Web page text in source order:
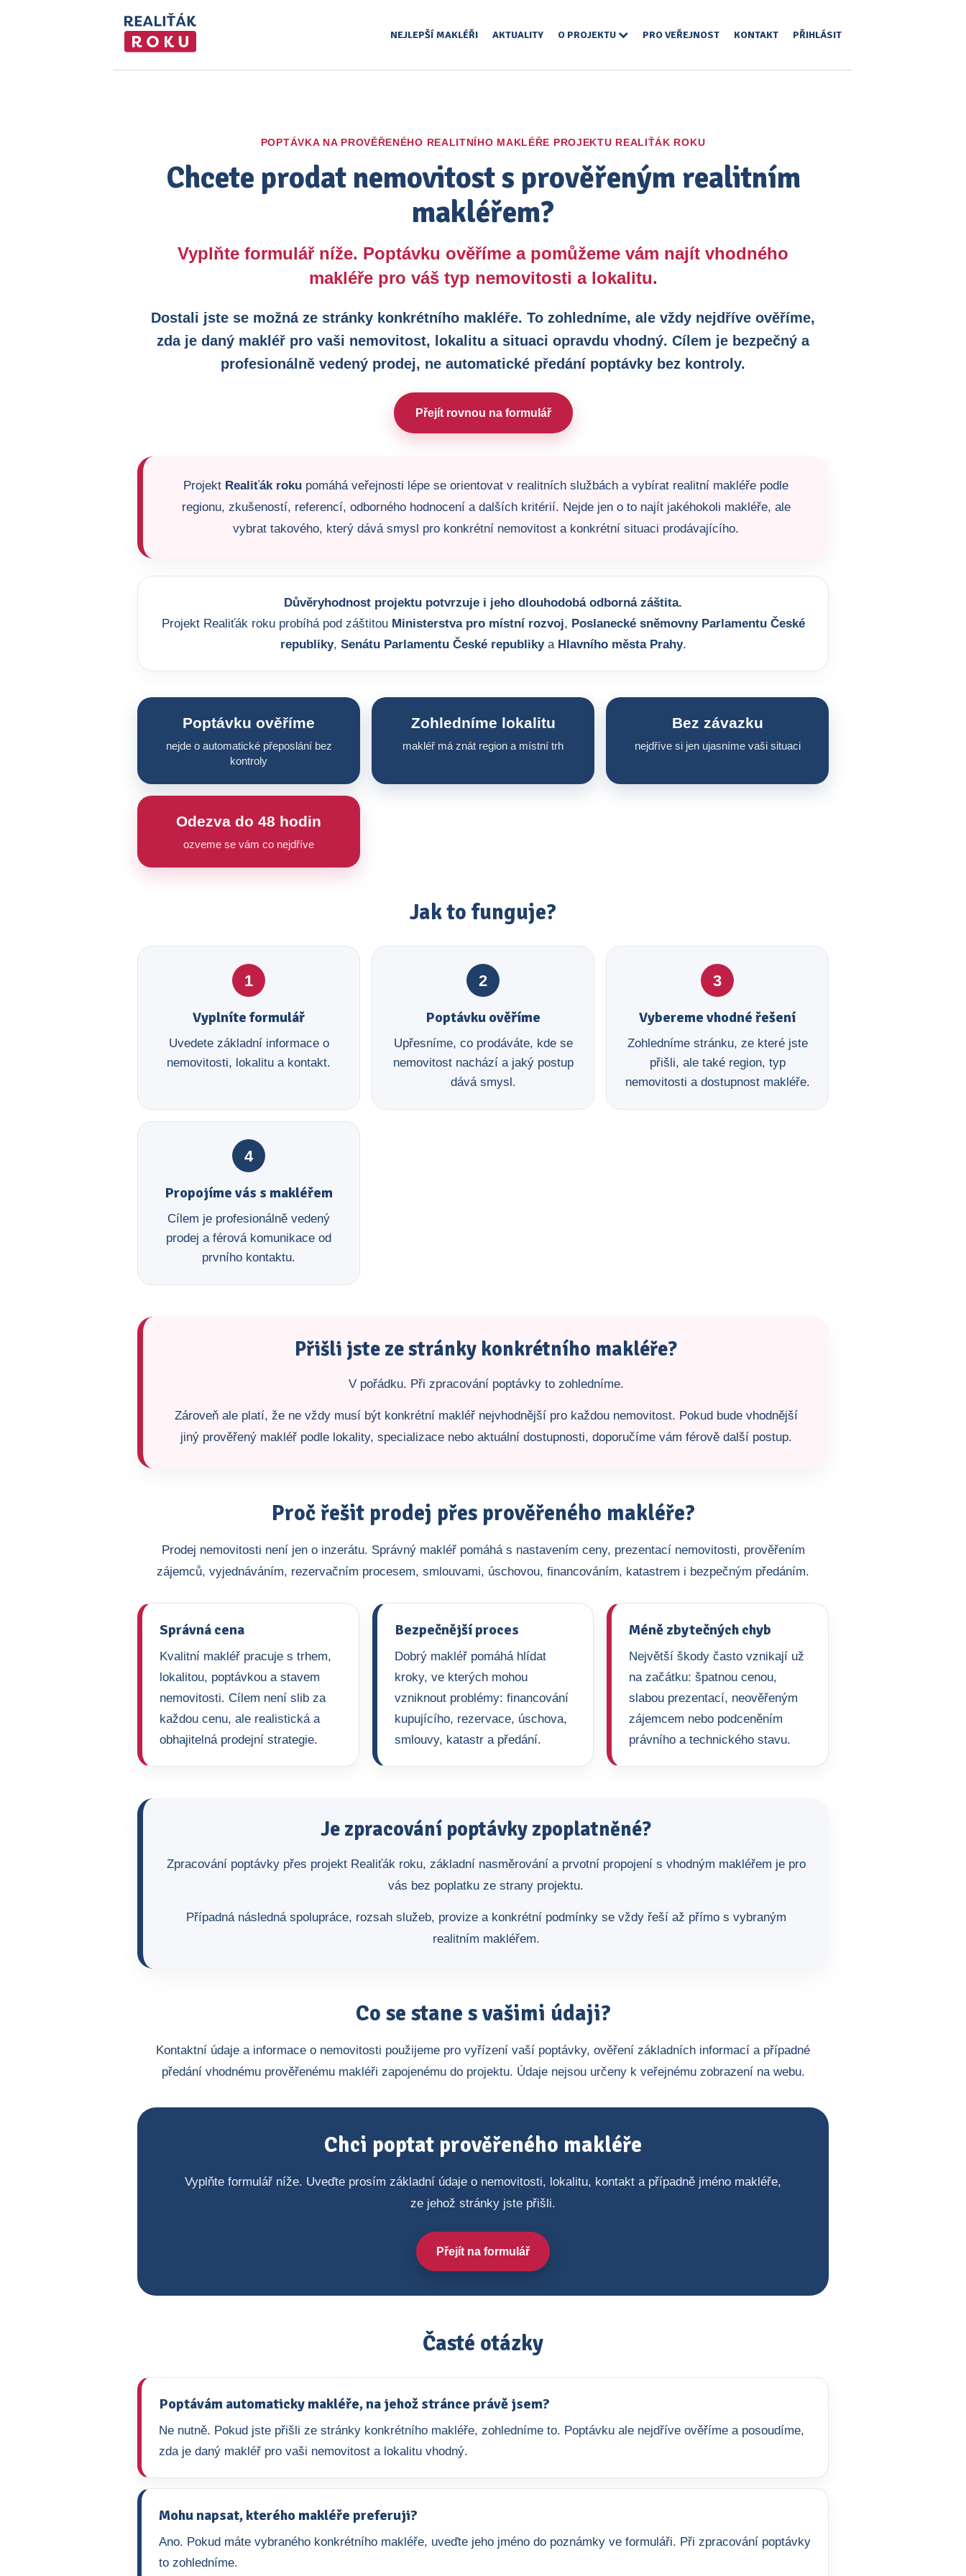
NEJLEPŠÍ MAKLÉŘI AKTUALITY O PROJEKTU PRO VEŘEJNOST KONTAKT PŘIHLÁSIT
POPTÁVKA NA PROVĚŘENÉHO REALITNÍHO MAKLÉŘE PROJEKTU REALIŤÁK ROKU
Chcete prodat nemovitost s prověřeným realitním
makléřem?
Vyplňte formulář níže. Poptávku ověříme a pomůžeme vám najít vhodného
makléře pro váš typ nemovitosti a lokalitu.
Dostali jste se možná ze stránky konkrétního makléře. To zohledníme, ale vždy nejdříve ověříme,
zda je daný makléř pro vaši nemovitost, lokalitu a situaci opravdu vhodný. Cílem je bezpečný a
profesionálně vedený prodej, ne automatické předání poptávky bez kontroly.
Přejít rovnou na formulář
Projekt Realiťák roku pomáhá veřejnosti lépe se orientovat v realitních službách a vybírat realitní makléře podle
regionu, zkušeností, referencí, odborného hodnocení a dalších kritérií. Nejde jen o to najít jakéhokoli makléře, ale
vybrat takového, který dává smysl pro konkrétní nemovitost a konkrétní situaci prodávajícího.
Důvěryhodnost projektu potvrzuje i jeho dlouhodobá odborná záštita.
Projekt Realiťák roku probíhá pod záštitou Ministerstva pro místní rozvoj, Poslanecké sněmovny Parlamentu České
republiky, Senátu Parlamentu České republikya Hlavního města Prahy.
Poptávku ověříme
nejde o automatické přeposlání bez
kontroly
Zohledníme lokalitu
makléř má znát region a místní trh
Bez závazku
nejdříve si jen ujasníme vaši situaci
Odezva do 48 hodin
ozveme se vám co nejdříve
Jak to funguje?
1
Vyplníte formulář
Uvedete základní informace o
nemovitosti, lokalitu a kontakt.
2
Poptávku ověříme
Upřesníme, co prodáváte, kde se
nemovitost nachází a jaký postup
dává smysl.
3
Vybereme vhodné řešení
Zohledníme stránku, ze které jste
přišli, ale také region, typ
nemovitosti a dostupnost makléře.
4
Propojíme vás s makléřem
Cílem je profesionálně vedený
prodej a férová komunikace od
prvního kontaktu.
Přišli jste ze stránky konkrétního makléře?
V pořádku. Při zpracování poptávky to zohledníme.
Zároveň ale platí, že ne vždy musí být konkrétní makléř nejvhodnější pro každou nemovitost. Pokud bude vhodnější
jiný prověřený makléř podle lokality, specializace nebo aktuální dostupnosti, doporučíme vám férově další postup.
Proč řešit prodej přes prověřeného makléře?
Prodej nemovitosti není jen o inzerátu. Správný makléř pomáhá s nastavením ceny, prezentací nemovitosti, prověřením
zájemců, vyjednáváním, rezervačním procesem, smlouvami, úschovou, financováním, katastrem i bezpečným předáním.
Správná cena
Kvalitní makléř pracuje s trhem,
lokalitou, poptávkou a stavem
nemovitosti. Cílem není slib za
každou cenu, ale realistická a
obhajitelná prodejní strategie.
Bezpečnější proces
Dobrý makléř pomáhá hlídat
kroky, ve kterých mohou
vzniknout problémy: financování
kupujícího, rezervace, úschova,
smlouvy, katastr a předání.
Méně zbytečných chyb
Největší škody často vznikají už
na začátku: špatnou cenou,
slabou prezentací, neověřeným
zájemcem nebo podceněním
právního a technického stavu.
Je zpracování poptávky zpoplatněné?
Zpracování poptávky přes projekt Realiťák roku, základní nasměrování a prvotní propojení s vhodným makléřem je pro
vás bez poplatku ze strany projektu.
Případná následná spolupráce, rozsah služeb, provize a konkrétní podmínky se vždy řeší až přímo s vybraným
realitním makléřem.
Co se stane s vašimi údaji?
Kontaktní údaje a informace o nemovitosti použijeme pro vyřízení vaší poptávky, ověření základních informací a případné
předání vhodnému prověřenému makléři zapojenému do projektu. Údaje nejsou určeny k veřejnému zobrazení na webu.
Chci poptat prověřeného makléře
Vyplňte formulář níže. Uveďte prosím základní údaje o nemovitosti, lokalitu, kontakt a případně jméno makléře,
ze jehož stránky jste přišli.
Přejít na formulář
Časté otázky
Poptávám automaticky makléře, na jehož stránce právě jsem?
Ne nutně. Pokud jste přišli ze stránky konkrétního makléře, zohledníme to. Poptávku ale nejdříve ověříme a posoudíme,
zda je daný makléř pro vaši nemovitost a lokalitu vhodný.
Mohu napsat, kterého makléře preferuji?
Ano. Pokud máte vybraného konkrétního makléře, uveďte jeho jméno do poznámky ve formuláři. Při zpracování poptávky
to zohledníme.